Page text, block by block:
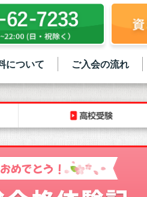
について ご入会の流れ
めでとう！